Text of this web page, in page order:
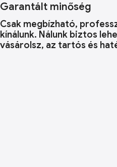
Garantált minőség
Csak megbízható,
kínálunk. Nálunk biztos
vásárolsz, az tartós és